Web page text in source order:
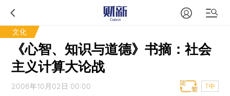
文化
《心智、知识与道德》书摘：社会
主义计算大论战
2006年10月02日 00:00 T中